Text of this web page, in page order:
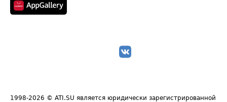
1998-2026 © ATI.SU является юридически зарегистрированной